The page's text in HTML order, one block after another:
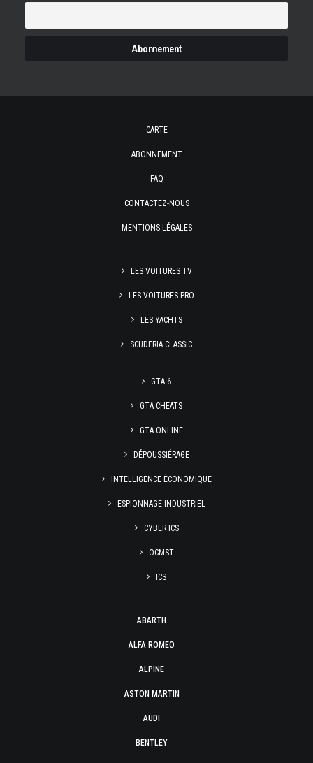
CARTE
ABONNEMENT
FAQ
CONTACTEZ-NOUS
MENTIONS LÉGALES
LES VOITURES TV
LES VOITURES PRO
LES YACHTS
SCUDERIA CLASSIC
GTA 6
GTA CHEATS
GTA ONLINE
DÉPOUSSIÉRAGE
INTELLIGENCE ÉCONOMIQUE
ESPIONNAGE INDUSTRIEL
CYBER ICS
OCMST
ICS
ABARTH
ALFA ROMEO
ALPINE
ASTON MARTIN
AUDI
BENTLEY